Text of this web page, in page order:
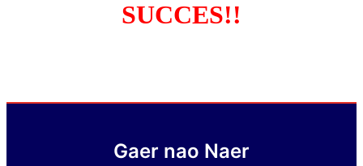
SUCCES!!
Gaer nao Naer